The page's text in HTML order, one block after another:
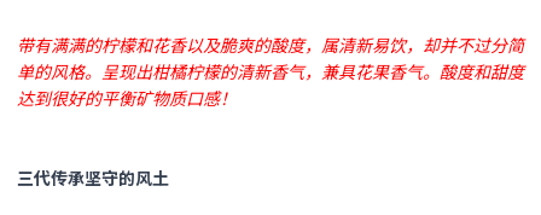
带有满满的柠檬和花香以及脆爽的酸度，属清新易饮，却并不过分简
单的风格。呈现出柑橘柠檬的清新香气，兼具花果香气。酸度和甜度
达到很好的平衡矿物质口感！
三代传承坚守的风土